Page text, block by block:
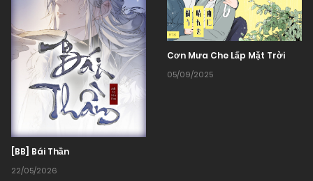
[BB] Bái Thần
22/05/2026
Cơn Mưa Che Lấp Mặt Trời
05/09/2025